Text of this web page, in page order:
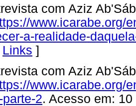
com Aziz
www.icarabe.org/
a-realidade-
Links ]
com Aziz
www.icarabe.org/
2. Acesso em: